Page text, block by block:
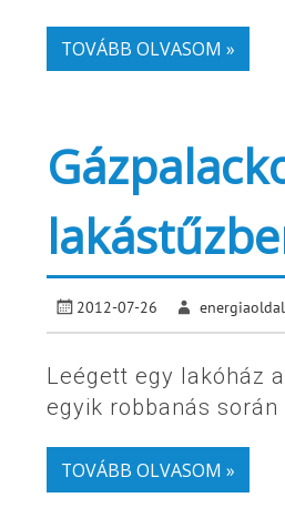
TOVÁBB OLVASOM »
2012-07-26 energiaoldal
Leégett egy lakóház
egyik robbanás
TOVÁBB OLVASOM »